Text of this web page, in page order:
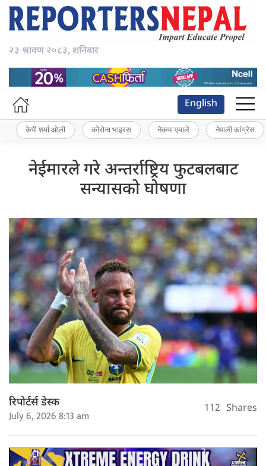
२३ श्रावण २०८३, शनिबार
English
केपी शर्मा ओली कोरोना भाइरस नेकपा एमाले नेपाली कांग्रेस
नेईमारले गरे अन्तर्राष्ट्रिय फुटबलबाट
सन्यासको घोषणा
रिपोर्टर्स डेस्क
July 6, 2026 8:13 am 112 Shares